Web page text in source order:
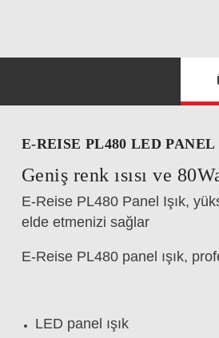
E-REISE PL480 LED
Geniş renk ısısı ve
E-Reise PL480 Panel Işık,
elde etmenizi sağlar
E-Reise PL480 panel ışık,
LED panel ışık